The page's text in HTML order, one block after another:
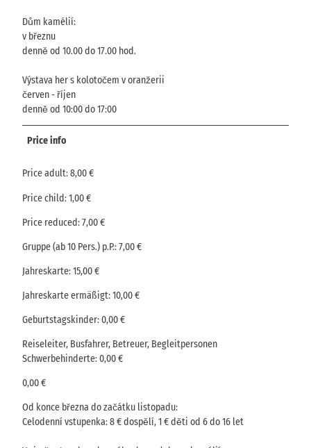
Dům kamélií:
v březnu
denně od 10.00 do 17.00 hod.
Výstava her s kolotočem v oranžerii
červen - říjen
denně od 10:00 do 17:00
Price info
Price adult: 8,00 €
Price child: 1,00 €
Price reduced: 7,00 €
Gruppe (ab 10 Pers.) p.P.: 7,00 €
Jahreskarte: 15,00 €
Jahreskarte ermäßigt: 10,00 €
Geburtstagskinder: 0,00 €
Reiseleiter, Busfahrer, Betreuer, Begleitpersonen
Schwerbehinderte: 0,00 €
0,00 €
Od konce března do začátku listopadu:
Celodenní vstupenka: 8 € dospělí, 1 € děti od 6 do 16 let